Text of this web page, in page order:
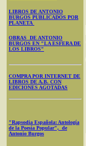
LIBROS DE ANTONIO
BURGOS PUBLICADOS POR
PLANETA
OBRAS DE ANTONIO
BURGOS EN "LA ESFERA DE
LOS LIBROS"
COMPRA POR INTERNET DE
LIBROS DE A.B. CON
EDICIONES AGOTADAS
"Rapsodia Española: Antología
de la Poesía Popular", de
Antonio Burgos